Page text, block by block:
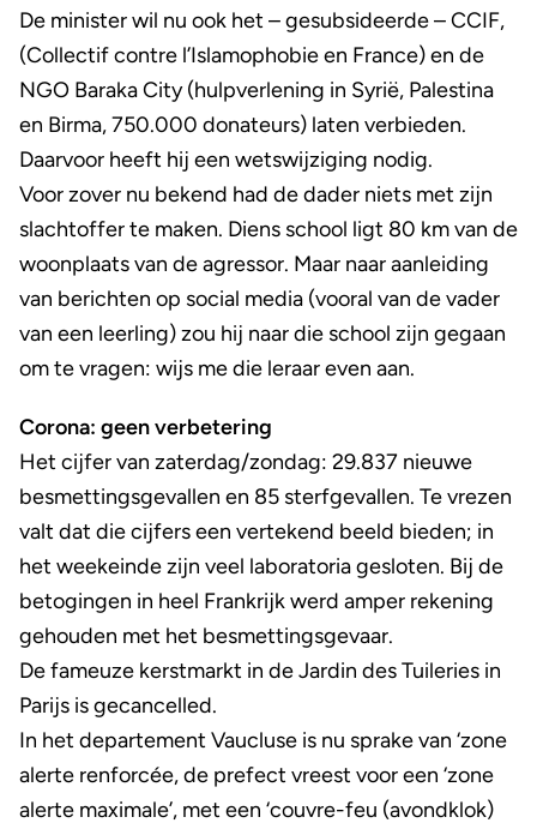
De minister wil nu ook het – gesubsideerde – CCIF,
(Collectif contre l’Islamophobie en France) en de
NGO Baraka City (hulpverlening in Syrië, Palestina
en Birma, 750.000 donateurs) laten verbieden.
Daarvoor heeft hij een wetswijziging nodig.
Voor zover nu bekend had de dader niets met zijn
slachtoffer te maken. Diens school ligt 80 km van de
woonplaats van de agressor. Maar naar aanleiding
van berichten op social media (vooral van de vader
van een leerling) zou hij naar die school zijn gegaan
om te vragen: wijs me die leraar even aan.
Corona: geen verbetering
Het cijfer van zaterdag/zondag: 29.837 nieuwe
besmettingsgevallen en 85 sterfgevallen. Te vrezen
valt dat die cijfers een vertekend beeld bieden; in
het weekeinde zijn veel laboratoria gesloten. Bij de
betogingen in heel Frankrijk werd amper rekening
gehouden met het besmettingsgevaar.
De fameuze kerstmarkt in de Jardin des Tuileries in
Parijs is gecancelled.
In het departement Vaucluse is nu sprake van ‘zone
alerte renforcée, de prefect vreest voor een ‘zone
alerte maximale’, met een ‘couvre-feu (avondklok)